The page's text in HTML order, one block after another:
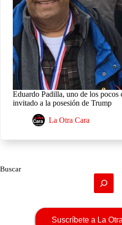
Eduardo Padilla, uno de los pocos
invitado a la posesión de Trump
La Otra Cara
Buscar
Suscríbete a La